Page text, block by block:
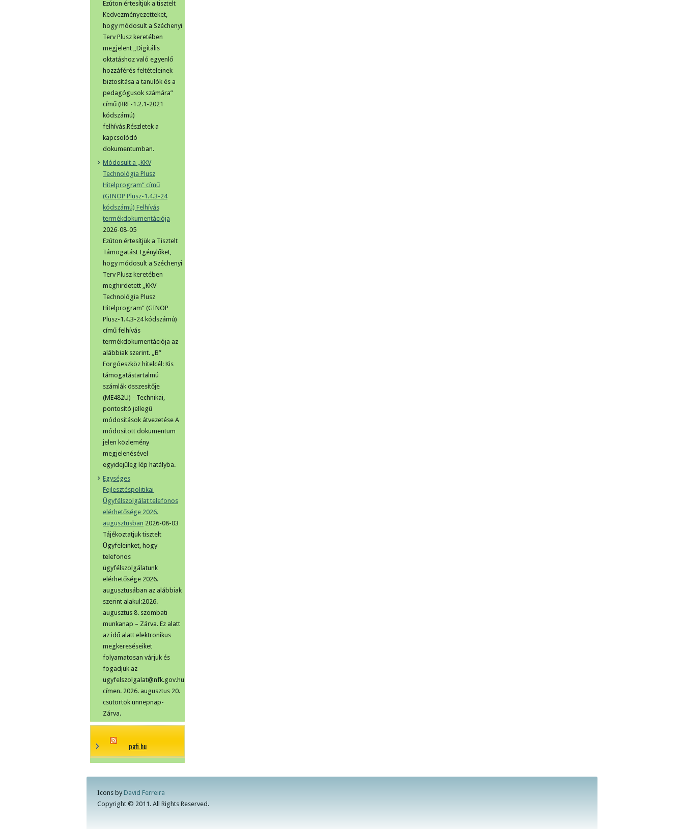
Ezúton értesítjük a tisztelt
Kedvezményezetteket,
hogy módosult a Széchenyi
Terv Plusz keretében
megjelent „Digitális
oktatáshoz való egyenlő
hozzáférés feltételeinek
biztosítása a tanulók és a
pedagógusok számára”
című (RRF-1.2.1-2021
kódszámú)
felhívás.Részletek a
kapcsolódó
dokumentumban.
Módosult a „KKV
Technológia Plusz
Hitelprogram” című
(GINOP Plusz-1.4.3-24
kódszámú) Felhívás
termékdokumentációja
2026-08-05
Ezúton értesítjük a Tisztelt
Támogatást Igénylőket,
hogy módosult a Széchenyi
Terv Plusz keretében
meghirdetett „KKV
Technológia Plusz
Hitelprogram” (GINOP
Plusz-1.4.3-24 kódszámú)
című felhívás
termékdokumentációja az
alábbiak szerint. „B”
Forgóeszköz hitelcél: Kis
támogatástartalmú
számlák összesítője
(ME482U) - Technikai,
pontosító jellegű
módosítások átvezetése A
módosított dokumentum
jelen közlemény
megjelenésével
egyidejűleg lép hatályba.
Egységes
Fejlesztéspolitikai
Ügyfélszolgálat telefonos
elérhetősége 2026.
augusztusban 2026-08-03
Tájékoztatjuk tisztelt
Ügyfeleinket, hogy
telefonos
ügyfélszolgálatunk
elérhetősége 2026.
augusztusában az alábbiak
szerint alakul:2026.
augusztus 8. szombati
munkanap – Zárva. Ez alatt
az idő alatt elektronikus
megkereséseiket
folyamatosan várjuk és
fogadjuk az
ugyfelszolgalat@nfk.gov.hu
címen. 2026. augusztus 20.
csütörtök ünnepnap-
Zárva.
pafi.hu
Icons by David Ferreira
Copyright © 2011. All Rights Reserved.